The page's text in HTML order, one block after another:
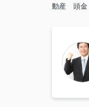
動産 頭金